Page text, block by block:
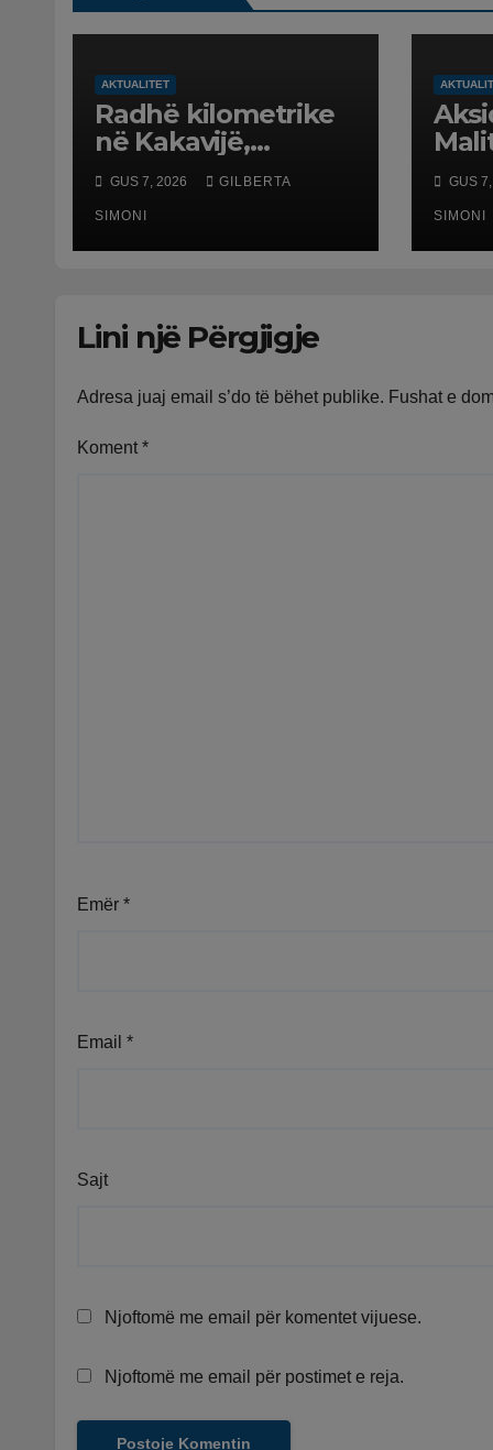
AKTUALITET
Radhë kilometrike
në Kakavijë,
qytetarët që
kthehen në
Shqipëri bllokohen
në temperatura të
ngadalta
GUS 7, 2026 GILBERTA
SIMONI
doli
GUS
SIMONI
Lini një Përgjigje
Adresa juaj email s’do të bëhet publike. Fushat e
Koment *
Emër *
Email *
Sajt
Njoftomë me email për komentet vijuese.
Njoftomë me email për postimet e reja.